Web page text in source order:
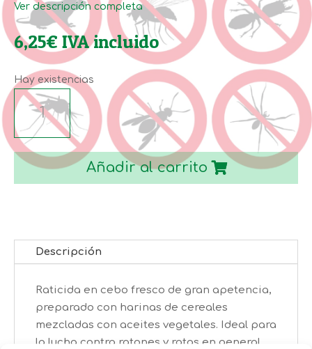
Ver descripción completa
6,25€ IVA incluido
Hay existencias
RATICIDA
RAT-
END
500
cantidad
Añadir al carrito
Descripción
Raticida en cebo fresco de gran apetencia,
preparado con harinas de cereales
mezcladas con aceites vegetales. Ideal para
la lucha contra ratones y ratas en general.